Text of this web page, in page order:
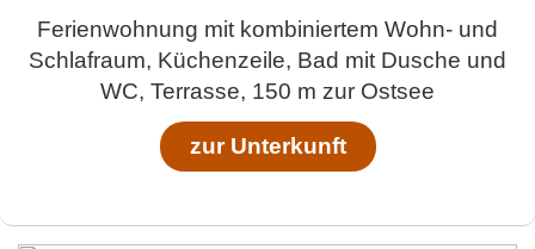
Ferienwohnung mit kombiniertem Wohn- und
Schlafraum, Küchenzeile, Bad mit Dusche und
WC, Terrasse, 150 m zur Ostsee
zur Unterkunft